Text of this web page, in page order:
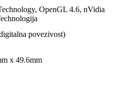
OpenGL 4.6, nVidia
povezivost)
x 49.6mm